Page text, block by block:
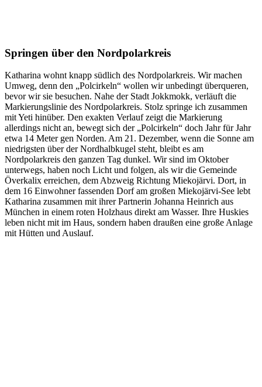
Springen über den Nordpolarkreis
Katharina wohnt knapp südlich des Nordpolarkreis. Wir machen
Umweg, denn den „Polcirkeln“ wollen wir unbedingt überqueren,
bevor wir sie besuchen. Nahe der Stadt Jokkmokk, verläuft die
Markierungslinie des Nordpolarkreis. Stolz springe ich zusammen
mit Yeti hinüber. Den exakten Verlauf zeigt die Markierung
allerdings nicht an, bewegt sich der „Polcirkeln“ doch Jahr für Jahr
etwa 14 Meter gen Norden. Am 21. Dezember, wenn die Sonne am
niedrigsten über der Nordhalbkugel steht, bleibt es am
Nordpolarkreis den ganzen Tag dunkel. Wir sind im Oktober
unterwegs, haben noch Licht und folgen, als wir die Gemeinde
Överkalix erreichen, dem Abzweig Richtung Miekojärvi. Dort, in
dem 16 Einwohner fassenden Dorf am großen Miekojärvi-See lebt
Katharina zusammen mit ihrer Partnerin Johanna Heinrich aus
München in einem roten Holzhaus direkt am Wasser. Ihre Huskies
leben nicht mit im Haus, sondern haben draußen eine große Anlage
mit Hütten und Auslauf.